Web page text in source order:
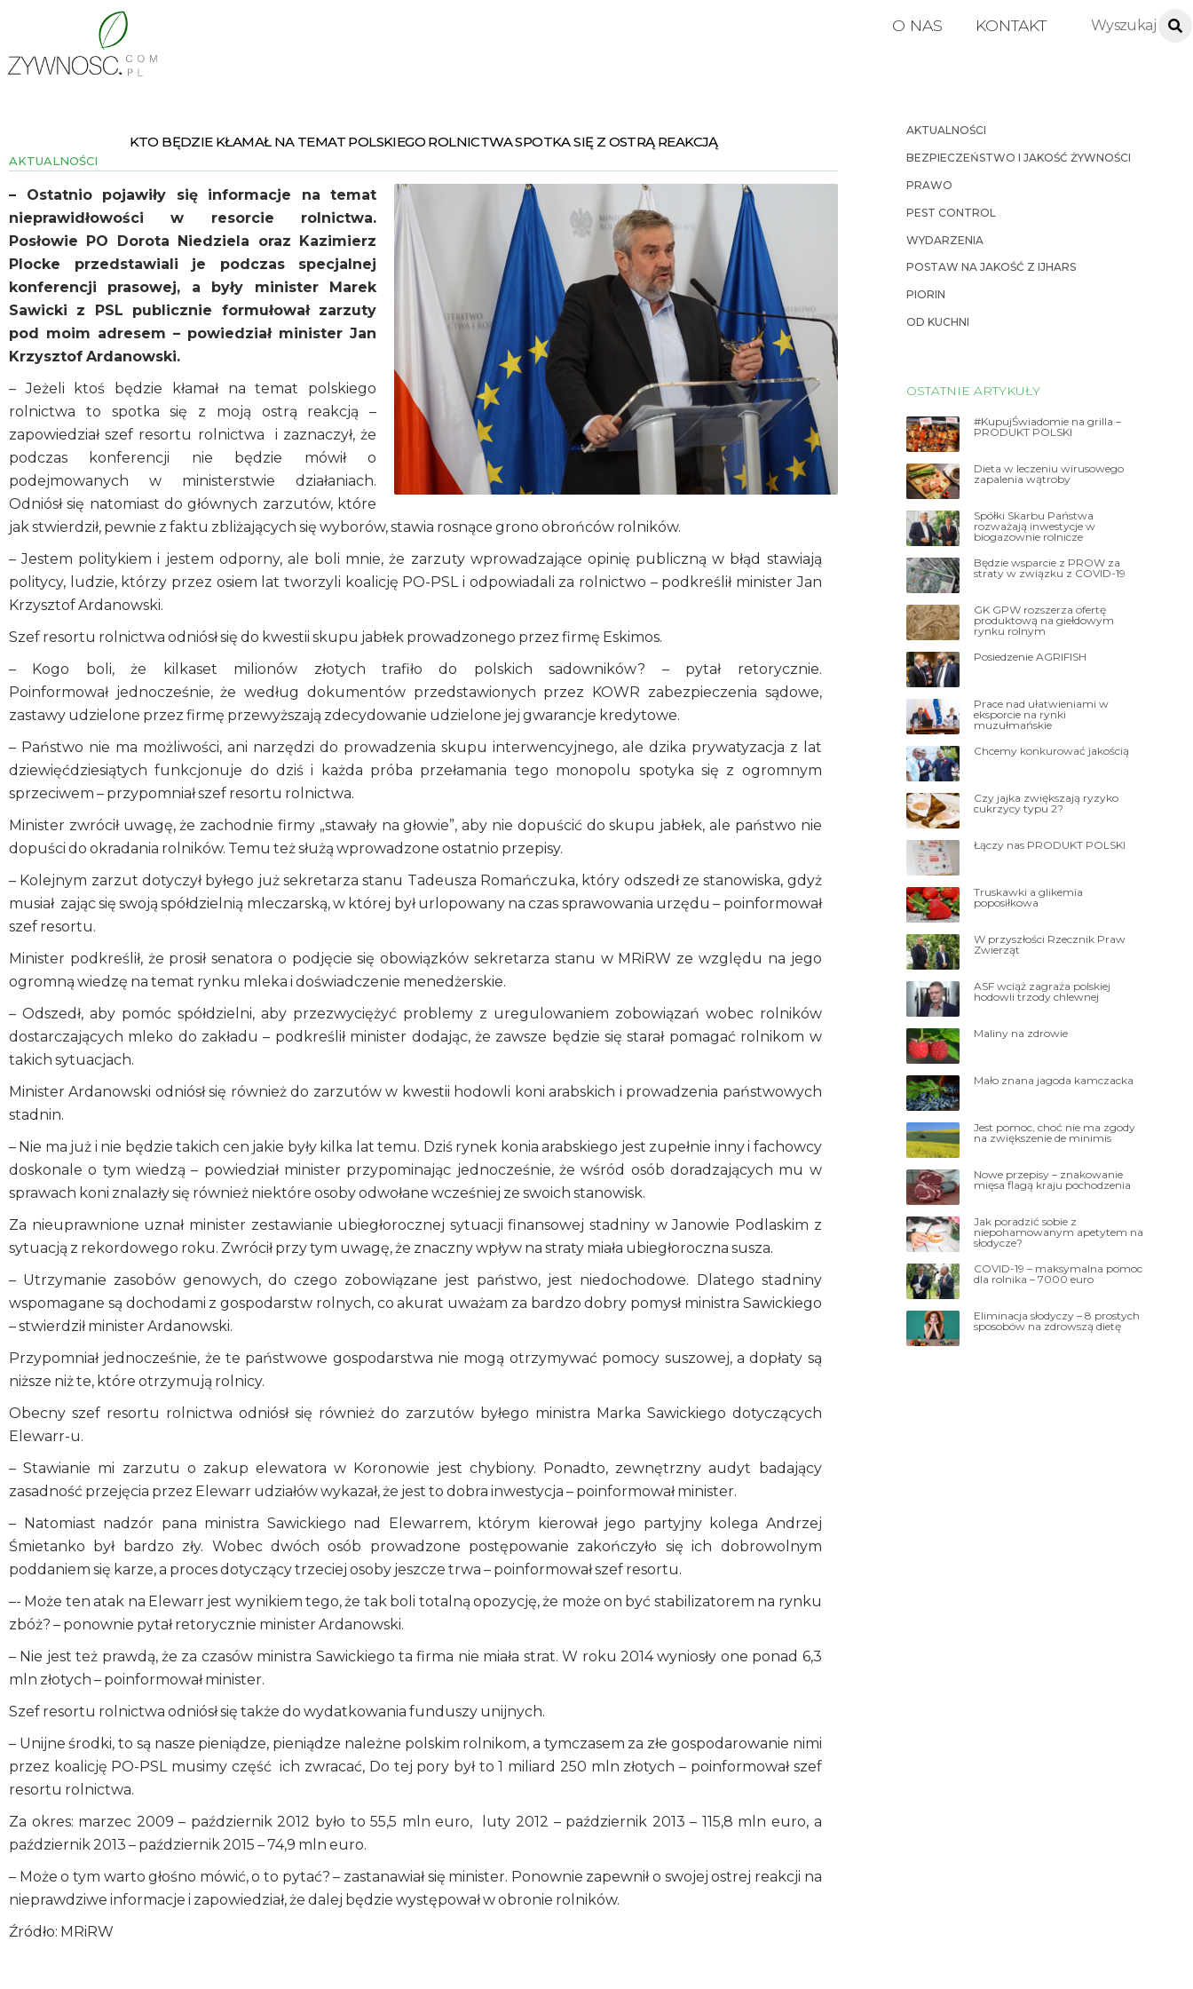
O NAS KONTAKT
KTO BĘDZIE KŁAMAŁ NA TEMAT POLSKIEGO ROLNICTWA SPOTKA SIĘ Z OSTRĄ REAKCJĄ
AKTUALNOŚCI
– Ostatnio pojawiły się informacje na temat
nieprawidłowości w resorcie rolnictwa.
Posłowie PO Dorota Niedziela oraz Kazimierz
Plocke przedstawiali je podczas specjalnej
konferencji prasowej, a były minister Marek
Sawicki z PSL publicznie formułował zarzuty
pod moim adresem – powiedział minister Jan
Krzysztof Ardanowski.
– Jeżeli ktoś będzie kłamał na temat polskiego
rolnictwa to spotka się z moją ostrą reakcją –
zapowiedział szef resortu rolnictwa i zaznaczył, że
podczas konferencji nie będzie mówił o
podejmowanych w ministerstwie działaniach.
Odniósł się natomiast do głównych zarzutów, które
jak stwierdził, pewnie z faktu zbliżających się wyborów, stawia rosnące grono obrońców rolników.
– Jestem politykiem i jestem odporny, ale boli mnie, że zarzuty wprowadzające opinię publiczną w błąd stawiają
politycy, ludzie, którzy przez osiem lat tworzyli koalicję PO-PSL i odpowiadali za rolnictwo – podkreślił minister Jan
Krzysztof Ardanowski.
Szef resortu rolnictwa odniósł się do kwestii skupu jabłek prowadzonego przez firmę Eskimos.
– Kogo boli, że kilkaset milionów złotych trafiło do polskich sadowników? – pytał retorycznie.
Poinformował jednocześnie, że według dokumentów przedstawionych przez KOWR zabezpieczenia sądowe,
zastawy udzielone przez firmę przewyższają zdecydowanie udzielone jej gwarancje kredytowe.
– Państwo nie ma możliwości, ani narzędzi do prowadzenia skupu interwencyjnego, ale dzika prywatyzacja z lat
dziewięćdziesiątych funkcjonuje do dziś i każda próba przełamania tego monopolu spotyka się z ogromnym
sprzeciwem – przypomniał szef resortu rolnictwa.
Minister zwrócił uwagę, że zachodnie firmy „stawały na głowie”, aby nie dopuścić do skupu jabłek, ale państwo nie
dopuści do okradania rolników. Temu też służą wprowadzone ostatnio przepisy.
– Kolejnym zarzut dotyczył byłego już sekretarza stanu Tadeusza Romańczuka, który odszedł ze stanowiska, gdyż
musiał zając się swoją spółdzielnią mleczarską, w której był urlopowany na czas sprawowania urzędu – poinformował
szef resortu.
Minister podkreślił, że prosił senatora o podjęcie się obowiązków sekretarza stanu w MRiRW ze względu na jego
ogromną wiedzę na temat rynku mleka i doświadczenie menedżerskie.
– Odszedł, aby pomóc spółdzielni, aby przezwyciężyć problemy z uregulowaniem zobowiązań wobec rolników
dostarczających mleko do zakładu – podkreślił minister dodając, że zawsze będzie się starał pomagać rolnikom w
takich sytuacjach.
Minister Ardanowski odniósł się również do zarzutów w kwestii hodowli koni arabskich i prowadzenia państwowych
stadnin.
– Nie ma już i nie będzie takich cen jakie były kilka lat temu. Dziś rynek konia arabskiego jest zupełnie inny i fachowcy
doskonale o tym wiedzą – powiedział minister przypominając jednocześnie, że wśród osób doradzających mu w
sprawach koni znalazły się również niektóre osoby odwołane wcześniej ze swoich stanowisk.
Za nieuprawnione uznał minister zestawianie ubiegłorocznej sytuacji finansowej stadniny w Janowie Podlaskim z
sytuacją z rekordowego roku. Zwrócił przy tym uwagę, że znaczny wpływ na straty miała ubiegłoroczna susza.
– Utrzymanie zasobów genowych, do czego zobowiązane jest państwo, jest niedochodowe. Dlatego stadniny
wspomagane są dochodami z gospodarstw rolnych, co akurat uważam za bardzo dobry pomysł ministra Sawickiego
– stwierdził minister Ardanowski.
Przypomniał jednocześnie, że te państwowe gospodarstwa nie mogą otrzymywać pomocy suszowej, a dopłaty są
niższe niż te, które otrzymują rolnicy.
Obecny szef resortu rolnictwa odniósł się również do zarzutów byłego ministra Marka Sawickiego dotyczących
Elewarr-u.
– Stawianie mi zarzutu o zakup elewatora w Koronowie jest chybiony. Ponadto, zewnętrzny audyt badający
zasadność przejęcia przez Elewarr udziałów wykazał, że jest to dobra inwestycja – poinformował minister.
– Natomiast nadzór pana ministra Sawickiego nad Elewarrem, którym kierował jego partyjny kolega Andrzej
Śmietanko był bardzo zły. Wobec dwóch osób prowadzone postępowanie zakończyło się ich dobrowolnym
poddaniem się karze, a proces dotyczący trzeciej osoby jeszcze trwa – poinformował szef resortu.
–- Może ten atak na Elewarr jest wynikiem tego, że tak boli totalną opozycję, że może on być stabilizatorem na rynku
zbóż? – ponownie pytał retorycznie minister Ardanowski.
– Nie jest też prawdą, że za czasów ministra Sawickiego ta firma nie miała strat. W roku 2014 wyniosły one ponad 6,3
mln złotych – poinformował minister.
Szef resortu rolnictwa odniósł się także do wydatkowania funduszy unijnych.
– Unijne środki, to są nasze pieniądze, pieniądze należne polskim rolnikom, a tymczasem za złe gospodarowanie nimi
przez koalicję PO-PSL musimy część ich zwracać, Do tej pory był to 1 miliard 250 mln złotych – poinformował szef
resortu rolnictwa.
Za okres: marzec 2009 – październik 2012 było to 55,5 mln euro, luty 2012 – październik 2013 – 115,8 mln euro, a
październik 2013 – październik 2015 – 74,9 mln euro.
– Może o tym warto głośno mówić, o to pytać? – zastanawiał się minister. Ponownie zapewnił o swojej ostrej reakcji na
nieprawdziwe informacje i zapowiedział, że dalej będzie występował w obronie rolników.
Źródło: MRiRW
AKTUALNOŚCI
BEZPIECZEŃSTWO I JAKOŚĆ ŻYWNOŚCI
PRAWO
PEST CONTROL
WYDARZENIA
POSTAW NA JAKOŚĆ Z IJHARS
PIORIN
OD KUCHNI
OSTATNIE ARTYKUŁY
#KupujŚwiadomie na grilla –
PRODUKT POLSKI
Dieta w leczeniu wirusowego
zapalenia wątroby
Spółki Skarbu Państwa
rozważają inwestycje w
biogazownie rolnicze
Będzie wsparcie z PROW za
straty w związku z COVID-19
GK GPW rozszerza ofertę
produktową na giełdowym
rynku rolnym
Posiedzenie AGRIFISH
Prace nad ułatwieniami w
eksporcie na rynki
muzułmańskie
Chcemy konkurować jakością
Czy jajka zwiększają ryzyko
cukrzycy typu 2?
Łączy nas PRODUKT POLSKI
Truskawki a glikemia
poposiłkowa
W przyszłości Rzecznik Praw
Zwierząt
ASF wciąż zagraża polskiej
hodowli trzody chlewnej
Maliny na zdrowie
Mało znana jagoda kamczacka
Jest pomoc, choć nie ma zgody
na zwiększenie de minimis
Nowe przepisy – znakowanie
mięsa flagą kraju pochodzenia
Jak poradzić sobie z
niepohamowanym apetytem na
słodycze?
COVID-19 – maksymalna pomoc
dla rolnika – 7000 euro
Eliminacja słodyczy – 8 prostych
sposobów na zdrowszą dietę